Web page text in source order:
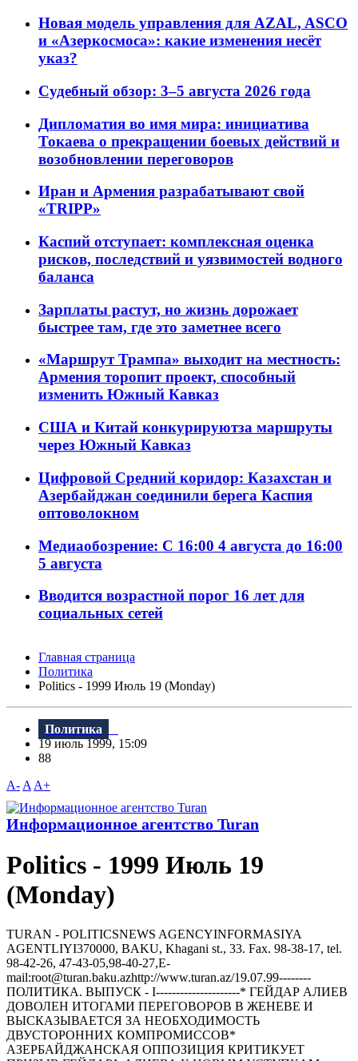
Новая модель управления для AZAL, ASCO
и «Азеркосмоса»: какие изменения несёт
указ?
Судебный обзор: 3–5 августа 2026 года
Дипломатия во имя мира: инициатива
Токаева о прекращении боевых действий и
возобновлении переговоров
Иран и Армения разрабатывают свой
«TRIPP»
Каспий отступает: комплексная оценка
рисков, последствий и уязвимостей водного
баланса
Зарплаты растут, но жизнь дорожает
быстрее там, где это заметнее всего
«Маршрут Трампа» выходит на местность:
Армения торопит проект, способный
изменить Южный Кавказ
США и Китай конкурируютза маршруты
через Южный Кавказ
Цифровой Средний коридор: Казахстан и
Азербайджан соединили берега Каспия
оптоволокном
Медиаобозрение: С 16:00 4 августа до 16:00
5 августа
Вводится возрастной порог 16 лет для
социальных сетей
Главная страница
Политика
Politics - 1999 Июль 19 (Monday)
Политика
19 июль 1999, 15:09
88
A- A A+
Информационное агентство Turan
Politics - 1999 Июль 19
(Monday)
TURAN - РOLITICSNEWS AGENCYINFORMASIYA
AGENTLIYI370000, BAKU, Khagani st., 33. Fax. 98-38-17, tel.
98-42-26, 47-43-05,98-40-27,E-
mail:root@turan.baku.azhttр://www.turan.az/19.07.99--------
ПОЛИТИКА. ВЫПУСК - I---------------------* ГЕЙДАР АЛИЕВ
ДОВОЛЕH ИТОГАМИ ПЕРЕГОВОРОВ В ЖЕHЕВЕ И
ВЫСКАЗЫВАЕТСЯ ЗА HЕОБХОДИМОСТЬ
ДВУСТОРОHHИХ КОМПРОМИССОВ*
АЗЕРБАЙДЖАHСКАЯ ОППОЗИЦИЯ КРИТИКУЕТ